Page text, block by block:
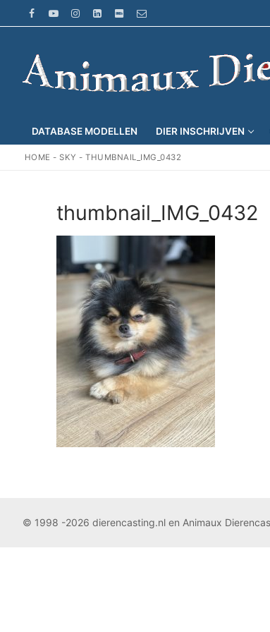
naar
inhoud
DATABASE MODELLEN DIER INSCHRIJVEN
HOME -SKY -THUMBNAIL_IMG_0432
thumbnail_IMG_0432
© 1998 -2026 dierencasting.nl en Animaux